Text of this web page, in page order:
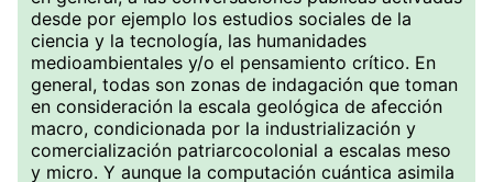
desde por ejemplo los estudios sociales de la
ciencia y la tecnología, las humanidades
medioambientales y/o el pensamiento crítico. En
general, todas son zonas de indagación que toman
en consideración la escala geológica de afección
macro, condicionada por la industrialización y
comercialización patriarcocolonial a escalas meso
y micro. Y aunque la computación cuántica asimila